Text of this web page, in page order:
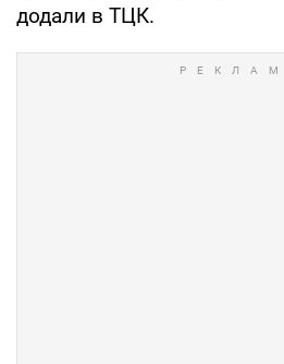
додали в ТЦК.